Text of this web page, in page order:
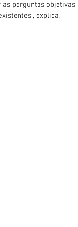
as perguntas
explica.